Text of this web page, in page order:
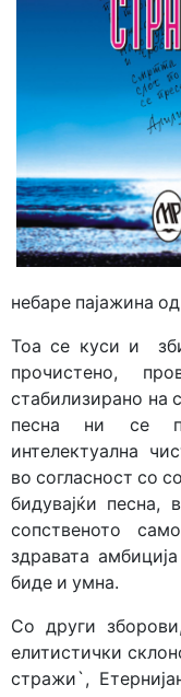
небаре пајажина
Тоа се куси и
прочистено,
стабилизирано на
песна ни се
интелектуална
во согласност со
бидувајќи песна,
сопственото
здравата
биде и умна.
Со други
елитистички
стражи`,